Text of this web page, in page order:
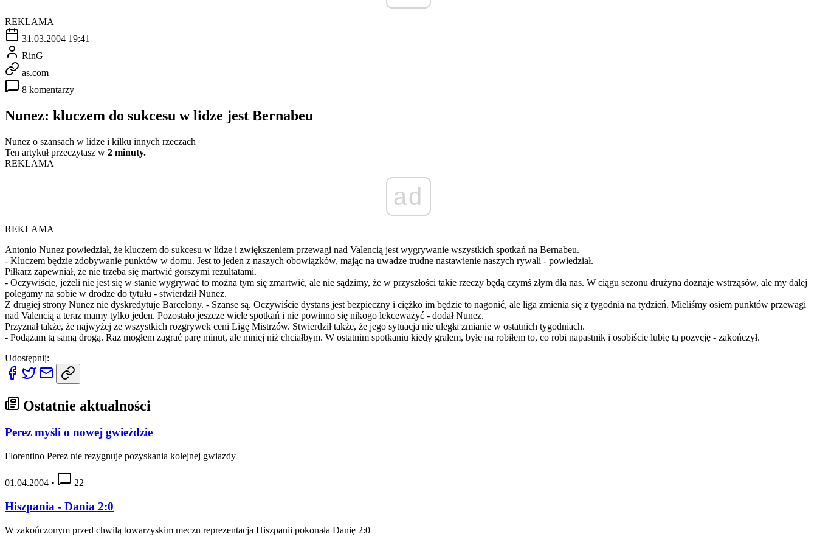
REKLAMA
31.03.2004 19:41
RinG
as.com
8 komentarzy
Nunez: kluczem do sukcesu w lidze jest Bernabeu
Nunez o szansach w lidze i kilku innych rzeczach
Ten artykuł przeczytasz w 2 minuty.
REKLAMA
ad
REKLAMA
Antonio Nunez powiedział, że kluczem do sukcesu w lidze i zwiększeniem przewagi nad Valencią jest wygrywanie wszystkich spotkań na Bernabeu.
- Kluczem będzie zdobywanie punktów w domu. Jest to jeden z naszych obowiązków, mając na uwadze trudne nastawienie naszych rywali - powiedział.
Piłkarz zapewniał, że nie trzeba się martwić gorszymi rezultatami.
- Oczywiście, jeżeli nie jest się w stanie wygrywać to można tym się zmartwić, ale nie sądzimy, że w przyszłości takie rzeczy będą czymś złym dla nas. W ciągu sezonu drużyna doznaje wstrząsów, ale my dalej
polegamy na sobie w drodze do tytułu - stwierdził Nunez.
Z drugiej strony Nunez nie dyskredytuje Barcelony. - Szanse są. Oczywiście dystans jest bezpieczny i ciężko im będzie to nagonić, ale liga zmienia się z tygodnia na tydzień. Mieliśmy osiem punktów przewagi
nad Valencią a teraz mamy tylko jeden. Pozostało jeszcze wiele spotkań i nie powinno się nikogo lekceważyć - dodał Nunez.
Przyznał także, że najwyżej ze wszystkich rozgrywek ceni Ligę Mistrzów. Stwierdził także, że jego sytuacja nie uległa zmianie w ostatnich tygodniach.
- Podążam tą samą drogą. Raz mogłem zagrać parę minut, ale mniej niż chciałbym. W ostatnim spotkaniu kiedy grałem, byłe na robiłem to, co robi napastnik i osobiście lubię tą pozycję - zakończył.
Udostępnij:
Ostatnie aktualności
Perez myśli o nowej gwieździe
Florentino Perez nie rezygnuje pozyskania kolejnej gwiazdy
01.04.2004 • 22
Hiszpania - Dania 2:0
W zakończonym przed chwilą towarzyskim meczu reprezentacja Hiszpanii pokonała Danię 2:0